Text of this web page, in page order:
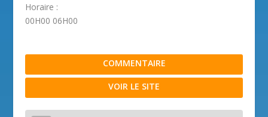
Horaire :
00H00 06H00
COMMENTAIRE
VOIR LE SITE